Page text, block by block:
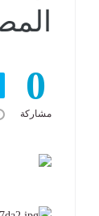
0
مشاركة